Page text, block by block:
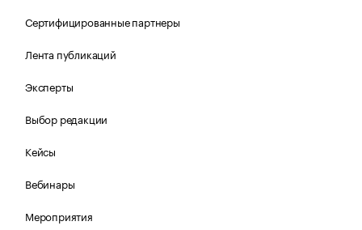
Сертифицированные партнеры
Лента публикаций
Эксперты
Выбор редакции
Кейсы
Вебинары
Мероприятия